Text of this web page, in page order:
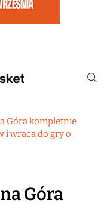
Góra kompletnie
i wraca do gry o
Góra